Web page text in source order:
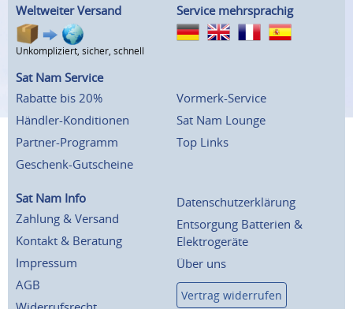
Weltweiter Versand
Unkompliziert, sicher, schnell
Service mehrsprachig
Sat Nam Service
Rabatte bis 20%
Händler-Konditionen
Partner-Programm
Geschenk-Gutscheine
Vormerk-Service
Sat Nam Lounge
Top Links
Sat Nam Info
Zahlung & Versand
Kontakt & Beratung
Impressum
AGB
Datenschutzerklärung
Entsorgung Batterien &
Elektrogeräte
Über uns
Vertrag widerrufen